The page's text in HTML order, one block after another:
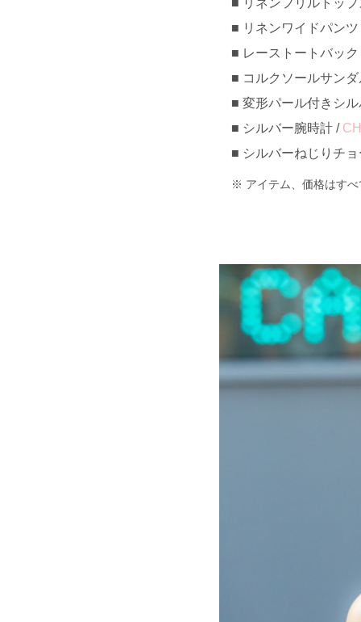
リネンフリルトッ
リネンワイドパン
レーストートバッ
コルクソールサン
変形パール付きシ
シルバー腕時計 /
シルバーねじりチ
アイテム、価格はす